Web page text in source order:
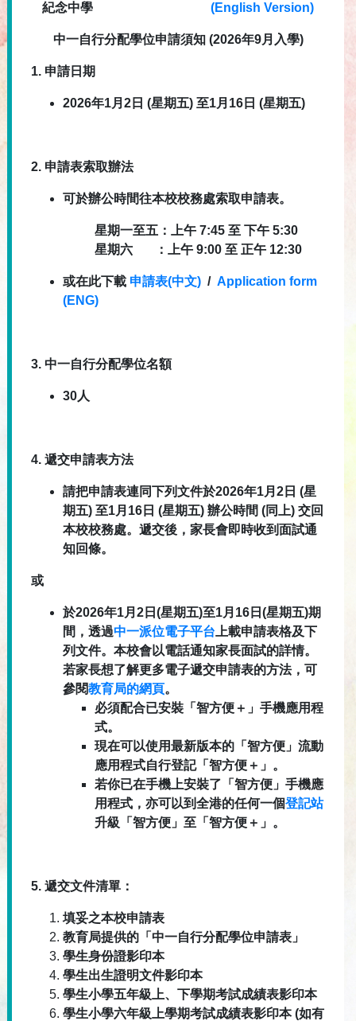
紀念中學 (English Version)
中一自行分配學位申請須知(2026年9月入學)
1. 申請日期
2026年1月2日 (星期五) 至1月16日 (星期五)
2. 申請表索取辦法
可於辦公時間往本校校務處索取申請表。
星期一至五：上午 7:45 至 下午 5:30
星期六
：上午 9:00 至 正午 12:30
或在此下載 申請表(中文) / Application form
(ENG)
3. 中一自行分配學位名額
30人
4. 遞交申請表方法
請把申請表連同下列文件於2026年1月2日 (星
期五) 至1月16日 (星期五) 辦公時間 (同上) 交回
本校校務處。遞交後，家長會即時收到面試通
知回條。
或
於2026年1月2日(星期五)至1月16日(星期五)期
間，透過中一派位電子平台 上載申請表格及下
列文件。本校會以電話通知家長面試的詳情。
若家長想了解更多電子遞交申請表的方法，可
參閱教育局的網頁。
必須配合已安裝「智方便＋」手機應用程
式。
現在可以使用最新版本的「智方便」流動
應用程式自行登記「智方便＋」。
若你已在手機上安裝了「智方便」手機應
用程式，亦可以到全港的任何一個登記站
升級「智方便」至「智方便＋」。
5. 遞交文件清單：
填妥之本校申請表
教育局提供的「中一自行分配學位申請表」
學生身份證影印本
學生出生證明文件影印本
學生小學五年級上、下學期考試成績表影印本
學生小學六年級上學期考試成績表影印本(如有